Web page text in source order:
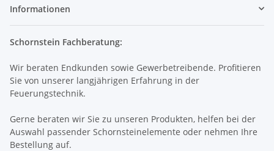
Informationen
Schornstein Fachberatung:
Wir beraten Endkunden sowie Gewerbetreibende. Profitieren
Sie von unserer langjährigen Erfahrung in der
Feuerungstechnik.
Gerne beraten wir Sie zu unseren Produkten, helfen bei der
Auswahl passender Schornsteinelemente oder nehmen Ihre
Bestellung auf.